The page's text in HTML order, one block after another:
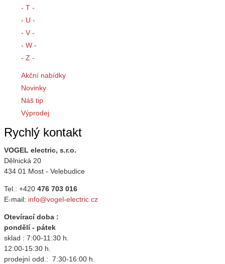
- T -
- U -
- V -
- W -
- Z -
Akční nabídky
Novinky
Náš tip
Výprodej
Rychlý kontakt
VOGEL electric, s.r.o.
Dělnická 20
434 01 Most - Velebudice
Tel.: +420 476 703 016
E-mail: info@vogel-electric.cz
Otevírací doba :
pondělí - pátek
sklad : 7:00-11:30 h.
12:00-15:30 h.
prodejní odd.: 7:30-16:00 h.